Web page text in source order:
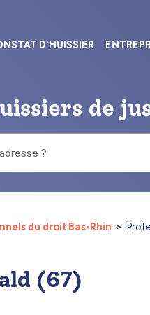
D'HUISSIER
de
?
du droit Bas-Rhin
(67)